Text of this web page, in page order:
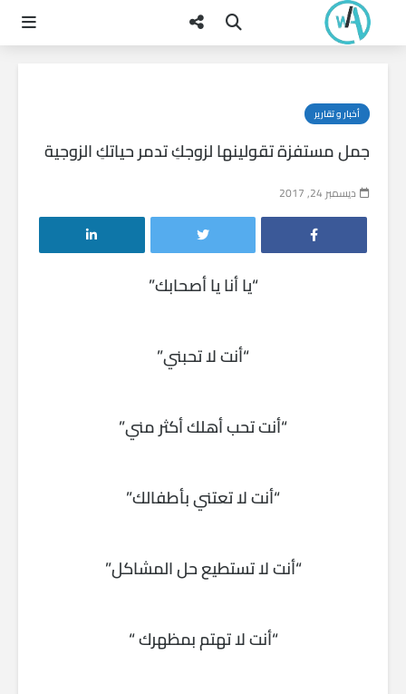
أخبار و تقارير
جمل مستفزة تقولينها لزوجكِ تدمر حياتكِ الزوجية
ديسمبر 24, 2017
“يا أنا يا أصحابك”
“أنت لا تحبني”
“أنت تحب أهلك أكثر مني”
“أنت لا تعتني بأطفالك”
“أنت لا تستطيع حل المشاكل”
“أنت لا تهتم بمظهرك “